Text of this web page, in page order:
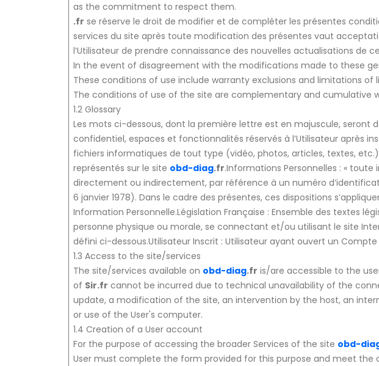
as the commitment to respect them.
.fr se réserve le droit de modifier et de compléter les présentes
services du site après toute modification des présentes vaut
l’Utilisateur de prendre connaissance des nouvelles actualisations de
In the event of disagreement with the modifications made to these
These conditions of use include warranty exclusions and limitations of
The conditions of use of the site are complementary and cumulative
1.2 Glossary
Les mots ci-dessous, dont la première lettre est en majuscule, seront
confidentiel, espaces et fonctionnalités réservés à l’Utilisateur après
fichiers informatiques de tout type (vidéo, photos, articles, textes,
représentés sur le site obd-diag.fr.Informations Personnelles : «
directement ou indirectement, par référence à un numéro
6 janvier 1978). Dans le cadre des présentes, ces dispositions
Information Personnelle.Législation Française : Ensemble des textes
personne physique ou morale, se connectant et/ou utilisant le site
défini ci-dessous.Utilisateur Inscrit : Utilisateur ayant ouvert un Compte
1.3 Access to the site/services
The site/services available on obd-diag.fr is/are accessible to the
of Sir.fr cannot be incurred due to technical unavailability of the
update, a modification of the site, an intervention by the host, an
or use of the User's computer.
1.4 Creation of a User account
For the purpose of accessing the broader Services of the site obd-
User must complete the form provided for this purpose and meet the